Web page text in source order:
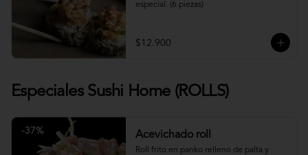
especial. (6 piezas)
$12.900
Especiales Sushi Home (ROLLS)
-37% Acevichado roll
Roll frito en panko relleno de palta y